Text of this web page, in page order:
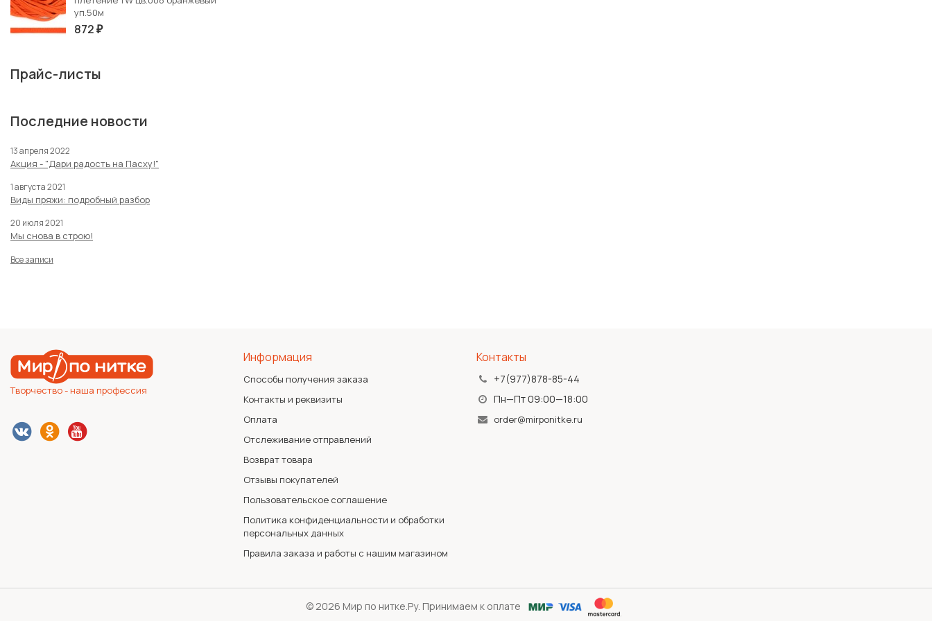
уп.50м
872 ₽
Прайс-листы
Последние новости
13 апреля 2022
Акция - "Дари радость на Пасху!"
1 августа 2021
Виды пряжи: подробный разбор
20 июля 2021
Мы снова в строю!
Все записи
Творчество - наша профессия
Информация
Способы получения заказа
Контакты и реквизиты
Оплата
Отслеживание отправлений
Возврат товара
Отзывы покупателей
Пользовательское соглашение
Политика конфиденциальности и обработки
персональных данных
Правила заказа и работы с нашим магазином
Контакты
+7(977)878-85-44
Пн—Пт 09:00—18:00
order@mirponitke.ru
© 2026 Мир по нитке.Ру. Принимаем к оплате